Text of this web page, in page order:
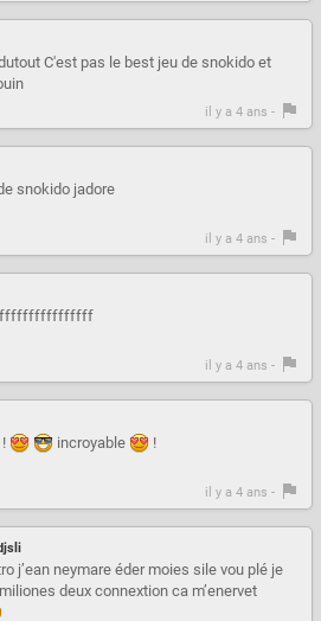
C'est pas le best jeu de snokido et
il y a 4 ans -
snokido jadore
il y a 4 ans -
il y a 4 ans -
incroyable !
il y a 4 ans -
j’ean neymare éder moies sile vou plé je
deux connextion ca m’enervet